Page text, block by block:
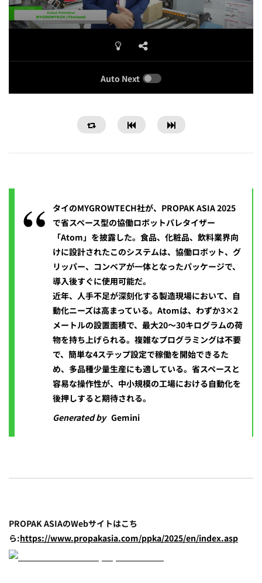
Auto Next
タイのMYGROWTECH社が、PROPAK ASIA 2025
で省スペース型の協働ロボットパレタイザー
「Atom」を披露した。食品、化粧品、飲料業界向
けに設計されたこのシステムは、協働ロボット、グ
リッパー、コンベアが一体となったパッケージで、
導入後すぐに使用可能だ。
近年、人手不足が深刻化する製造現場において、自
動化ニーズは高まっている。Atomは、わずか3×2
メートルの設置面積で、最大20〜30キログラムの荷
物を持ち上げられる。複雑なプログラミングは不要
で、簡単な4ステップ設定で稼働を開始できるた
め、多品種少量生産にも適している。省スペースと
容易な操作性が、中小規模の工場における自動化を
後押しすると期待される。
Generated by Gemini
PROPAK ASIAのWebサイトはこち
ら:https://www.propakasia.com/ppka/2025/en/index.asp